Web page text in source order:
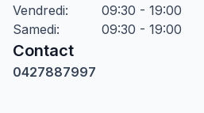
Vendredi:
09:30 - 19:00
Samedi: 09:30 - 19:00
Contact
0427887997